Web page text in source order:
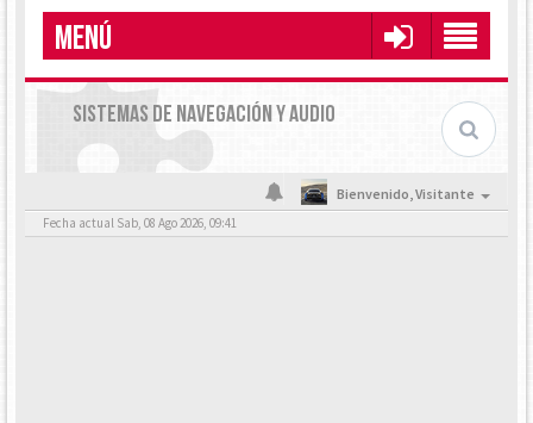
MENÚ
SISTEMAS DE NAVEGACIÓN Y AUDIO
Bienvenido,Visitante
Fecha actual Sab, 08 Ago 2026, 09:41